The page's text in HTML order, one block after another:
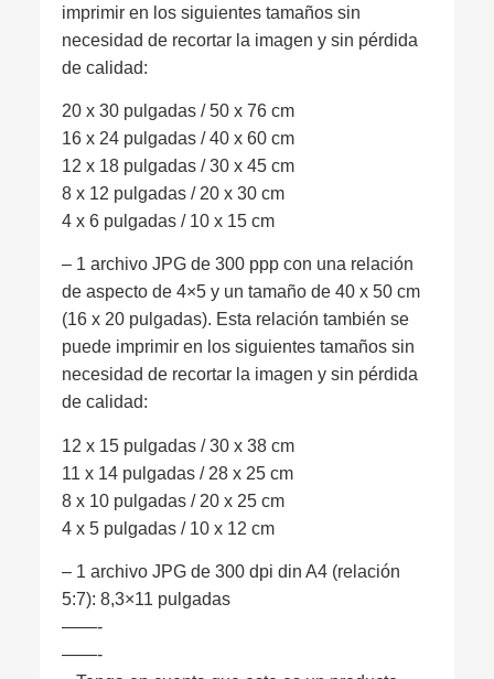
imprimir en los siguientes tamaños sin
necesidad de recortar la imagen y sin pérdida
de calidad:
20 x 30 pulgadas / 50 x 76 cm
16 x 24 pulgadas / 40 x 60 cm
12 x 18 pulgadas / 30 x 45 cm
8 x 12 pulgadas / 20 x 30 cm
4 x 6 pulgadas / 10 x 15 cm
– 1 archivo JPG de 300 ppp con una relación
de aspecto de 4×5 y un tamaño de 40 x 50 cm
(16 x 20 pulgadas). Esta relación también se
puede imprimir en los siguientes tamaños sin
necesidad de recortar la imagen y sin pérdida
de calidad:
12 x 15 pulgadas / 30 x 38 cm
11 x 14 pulgadas / 28 x 25 cm
8 x 10 pulgadas / 20 x 25 cm
4 x 5 pulgadas / 10 x 12 cm
– 1 archivo JPG de 300 dpi din A4 (relación
5:7): 8,3×11 pulgadas
——-
——-